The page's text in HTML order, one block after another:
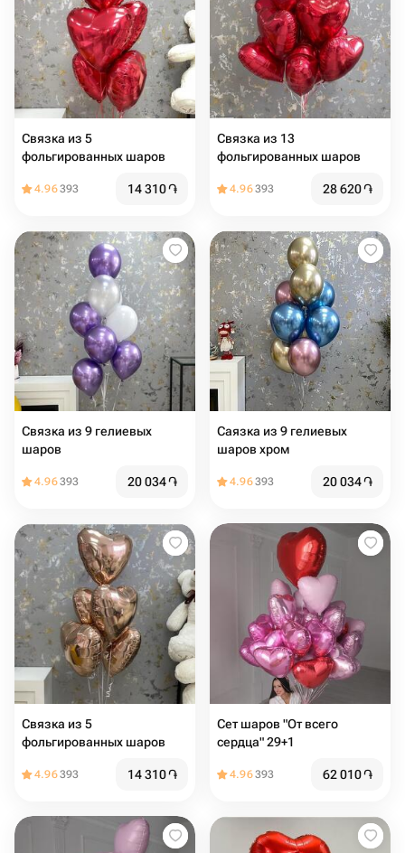
Связка из 5
фольгированных шаров
4.96393 14 310֏
Связка из 13
фольгированных шаров
4.96393 28 620֏
Связка из 9 гелиевых
шаров
4.96393 20 034֏
Саязка из 9 гелиевых
шаров хром
4.96393 20 034֏
Связка из 5
фольгированных шаров
4.96393 14 310֏
Сет шаров "От всего
сердца" 29+1
4.96393 62 010֏